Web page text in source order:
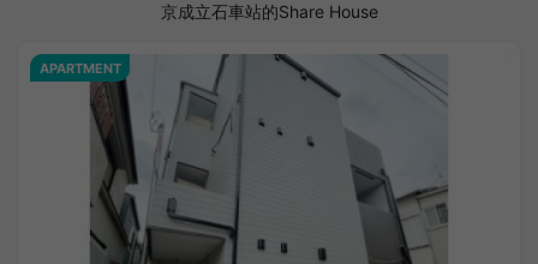
京成立石車站的Share House
APARTMENT